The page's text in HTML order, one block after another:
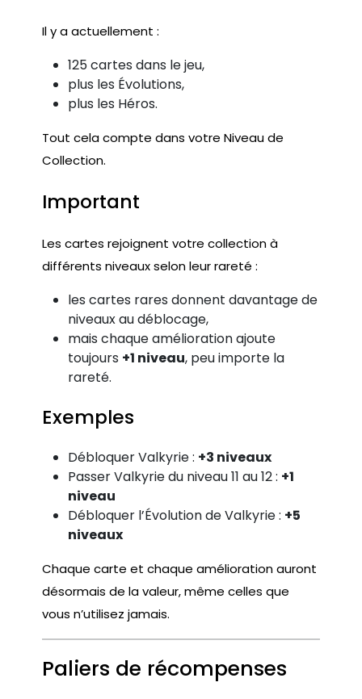
Il y a actuellement :
125 cartes dans le jeu,
plus les Évolutions,
plus les Héros.
Tout cela compte dans votre Niveau de
Collection.
Important
Les cartes rejoignent votre collection à
différents niveaux selon leur rareté :
les cartes rares donnent davantage de
niveaux au déblocage,
mais chaque amélioration ajoute
toujours +1 niveau, peu importe la
rareté.
Exemples
Débloquer Valkyrie : +3 niveaux
Passer Valkyrie du niveau 11 au 12 : +1
niveau
Débloquer l’Évolution de Valkyrie : +5
niveaux
Chaque carte et chaque amélioration auront
désormais de la valeur, même celles que
vous n’utilisez jamais.
Paliers de récompenses